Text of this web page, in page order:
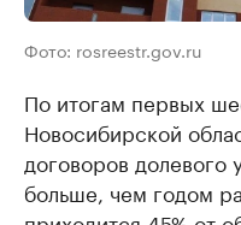
Фото: rosreestr.gov.ru
По итогам первых
Новосибирской
договоров долевого
больше, чем годом